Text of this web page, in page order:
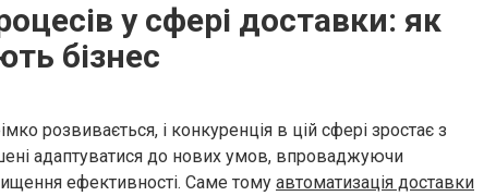
у сфері доставки: як
бізнес
розвивається, і конкуренція в цій сфері зростає з
адаптуватися до нових умов, впроваджуючи
ефективності. Саме тому автоматизація доставки